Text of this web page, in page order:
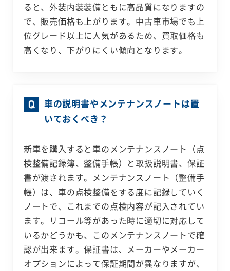
ると、外装内装装備ともに高品質になりますの
で、販売価格も上がります。中古車市場でも上
位グレード以上に人気があるため、買取価格も
高くなり、下がりにくい傾向となります。
車の説明書やメンテナンスノートは置
いておくべき？
新車を購入すると車のメンテナンスノート（点
検整備記録簿、整備手帳）と取扱説明書、保証
書が渡されます。メンテナンスノート（整備手
帳）は、車の点検整備をする度に記録していく
ノートで、これまでの点検内容が記入されてい
ます。リコール等があった時に適切に対応して
いるかどうかも、このメンテナンスノートで確
認が出来ます。保証書は、メーカーやメーカー
オプションによって保証期間が異なりますが、